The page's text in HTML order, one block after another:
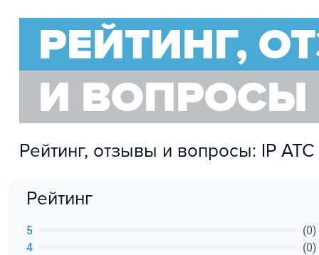
РЕЙТИНГ,
И ВОПРОСЫ
Рейтинг, отзывы и вопросы: IP
Рейтинг
5
(0)
4
(0)